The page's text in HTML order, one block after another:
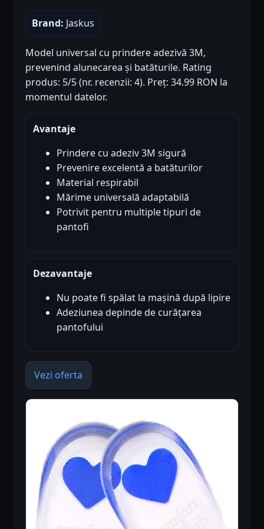
Brand: Jaskus
Model universal cu prindere adezivă 3M,
prevenind alunecarea și batăturile. Rating
produs: 5/5 (nr. recenzii: 4). Preț: 34.99 RON la
momentul datelor.
Avantaje
Prindere cu adeziv 3M sigură
Prevenire excelentă a batăturilor
Material respirabil
Mărime universală adaptabilă
Potrivit pentru multiple tipuri de
pantofi
Dezavantaje
Nu poate fi spălat la mașină după lipire
Adeziunea depinde de curățarea
pantofului
Vezi oferta